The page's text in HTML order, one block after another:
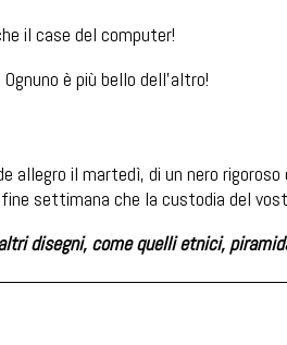
il case del computer!
è più bello dell'altro!
allegro il martedì, di un nero
settimana che la custodia del
disegni, come quelli etnici,